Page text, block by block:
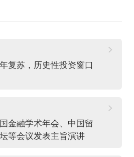
复苏，历史性投资窗口
金融学术年会、中国留
等会议发表主旨演讲